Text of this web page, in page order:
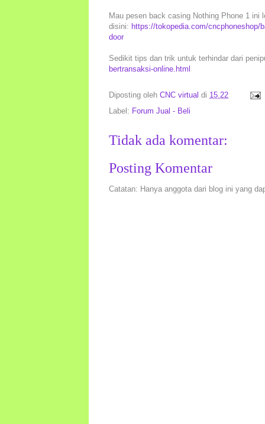
Mau pesen back casing Nothing Phone 1 ini
disini: https://tokopedia.com/cncphoneshop/
door
Sedikit tips dan trik untuk terhindar dari
bertransaksi-online.html
Diposting oleh CNC virtual di 15.22
Label: Forum Jual - Beli
Tidak ada komentar:
Posting Komentar
Catatan: Hanya anggota dari blog ini yang